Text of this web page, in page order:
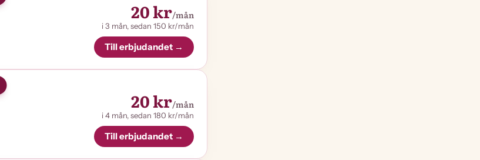
20 kr/mån
i 3 mån, sedan 150 kr/mån
Till erbjudandet →
20 kr/mån
i 4 mån, sedan 180 kr/mån
Till erbjudandet →